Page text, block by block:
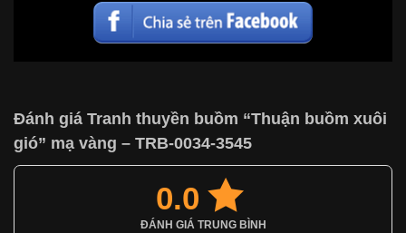
Đánh giá Tranh thuyền buồm “Thuận buồm xuôi
gió” mạ vàng – TRB-0034-3545
0.0
ĐÁNH GIÁ TRUNG BÌNH